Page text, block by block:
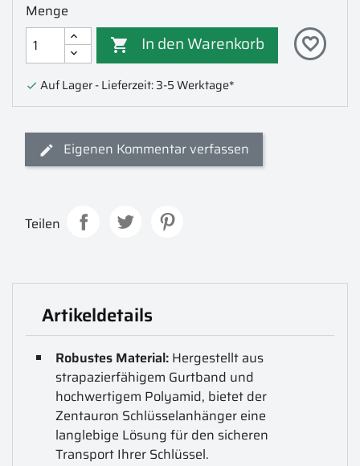
Menge
 In den Warenkorb favorite_border
 Auf Lager - Lieferzeit: 3-5 Werktage*
Eigenen Kommentar verfassen
Teilen
Artikeldetails
Robustes Material: Hergestellt aus
strapazierfähigem Gurtband und
hochwertigem Polyamid, bietet der
Zentauron Schlüsselanhänger eine
langlebige Lösung für den sicheren
Transport Ihrer Schlüssel.